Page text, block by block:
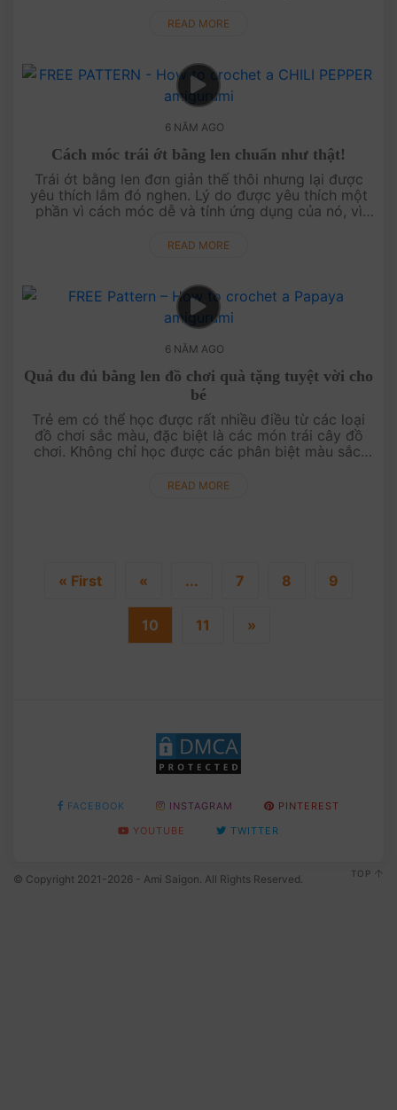
READ MORE
6 NĂM AGO
Cách móc trái ớt bằng len chuẩn như thật!
Trái ớt bằng len đơn giản thế thôi nhưng lại được
yêu thích lắm đó nghen. Lý do được yêu thích một
phần vì cách móc dễ và tính ứng dụng của nó, vì
READ MORE
6 NĂM AGO
Quả đu đủ bằng len đồ chơi quà tặng tuyệt vời cho
bé
Trẻ em có thể học được rất nhiều điều từ các loại
đồ chơi sắc màu, đặc biệt là các món trái cây đồ
chơi. Không chỉ học được các phân biệt màu sắc,
READ MORE
« First « ... 7 8 9
10 11 »
FACEBOOK INSTAGRAM
PINTEREST
YOUTUBE
TWITTER
© Copyright 2021-2026 - Ami Saigon. All Rights Reserved. TOP